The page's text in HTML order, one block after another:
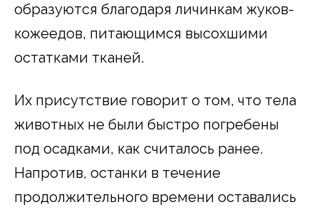
образуются благодаря личинкам жуков-
кожеедов, питающимся высохшими
остатками тканей.
Их присутствие говорит о том, что тела
животных не были быстро погребены
под осадками, как считалось ранее.
Напротив, останки в течение
продолжительного времени оставались